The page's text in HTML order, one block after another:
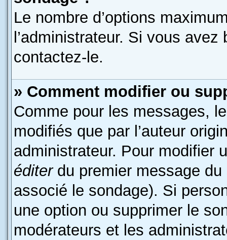
Le nombre d’options
l’administrateur. Si vous avez
contactez-le.
» Comment modifier ou
Comme pour les messages,
modifiés que par l’auteur
administrateur. Pour modifier
éditerdu premier message du
associé le sondage). Si
une option ou supprimer le
modérateurs et les